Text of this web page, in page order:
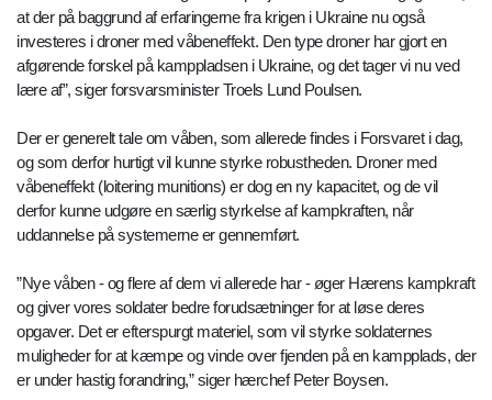
at der på baggrund af erfaringerne fra krigen i Ukraine nu også
investeres i droner med våbeneffekt. Den type droner har gjort en
afgørende forskel på kamppladsen i Ukraine, og det tager vi nu ved
lære af”, siger forsvarsminister Troels Lund Poulsen.
Der er generelt tale om våben, som allerede findes i Forsvaret i dag,
og som derfor hurtigt vil kunne styrke robustheden. Droner med
våbeneffekt (loitering munitions) er dog en ny kapacitet, og de vil
derfor kunne udgøre en særlig styrkelse af kampkraften, når
uddannelse på systemerne er gennemført.
”Nye våben - og flere af dem vi allerede har - øger Hærens kampkraft
og giver vores soldater bedre forudsætninger for at løse deres
opgaver. Det er efterspurgt materiel, som vil styrke soldaternes
muligheder for at kæmpe og vinde over fjenden på en kampplads, der
er under hastig forandring,” siger hærchef Peter Boysen.